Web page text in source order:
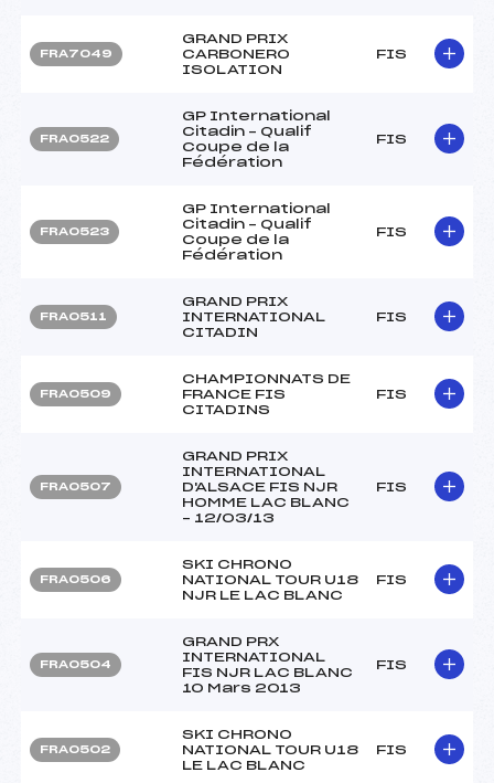
FRA7049
GRAND PRIX
CARBONERO
ISOLATION
FIS
FRA0522
GP International
Citadin – Qualif
Coupe de la
Fédération
FIS
FRA0523
GP International
Citadin – Qualif
Coupe de la
Fédération
FIS
FRA0511
GRAND PRIX
INTERNATIONAL
CITADIN
FIS
FRA0509
CHAMPIONNATS DE
FRANCE FIS
CITADINS
FIS
FRA0507
GRAND PRIX
INTERNATIONAL
D'ALSACE FIS NJR
HOMME LAC BLANC
– 12/03/13
FIS
FRA0506
SKI CHRONO
NATIONAL TOUR U18
NJR LE LAC BLANC
FIS
FRA0504
GRAND PRX
INTERNATIONAL
FIS NJR LAC BLANC
10 Mars 2013
FIS
FRA0502
SKI CHRONO
NATIONAL TOUR U18
LE LAC BLANC
FIS